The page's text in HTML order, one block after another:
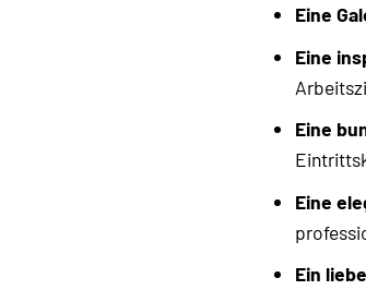
Eine
Eine
Eine
Eine
Ein